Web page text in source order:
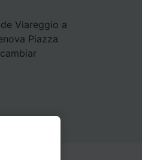
Viareggio a
Piazza